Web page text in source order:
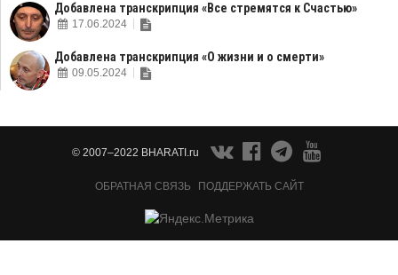
Добавлена транскрипция «Все стремятся к Счастью»
17.06.2024
Добавлена транскрипция «О жизни и о смерти»
09.05.2024
© 2007–2022 BHARATI.ru
ОБРАТНАЯ СВЯЗЬ ПОДДЕРЖАТЬ САЙТ